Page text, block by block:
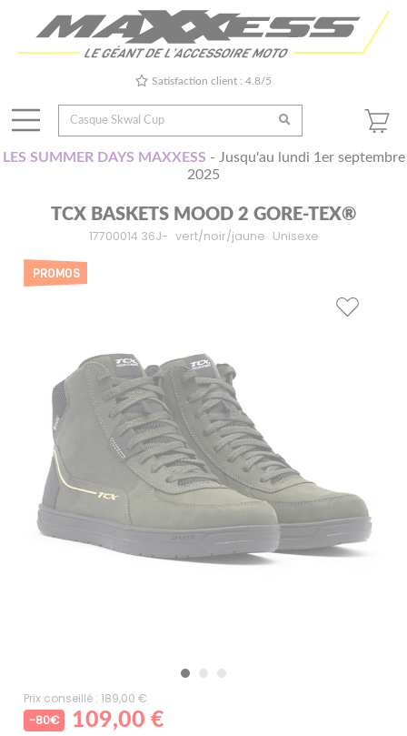
Satisfaction client : 4.8/5
LES SUMMER DAYS MAXXESS - Jusqu'au lundi 1er septembre
2025
TCX BASKETS MOOD 2 GORE-TEX®
17700014 36J- vert/noir/jaune Unisexe
PROMOS
Prix conseillé : 189,00 €
-80€
109,00 €